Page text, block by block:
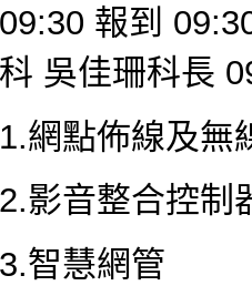
09:30 報到
科 吳佳珊科長
1.網點佈線及無
2.影音整合控制
3.智慧網管